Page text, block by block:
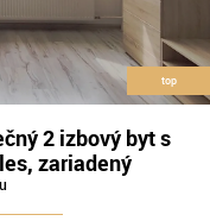
2 izbový byt s
zariadený
top